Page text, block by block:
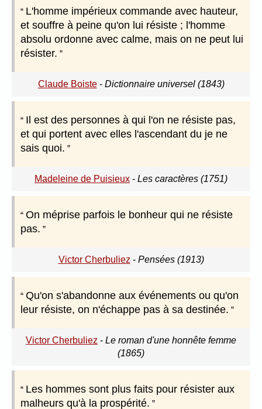
L'homme impérieux commande avec hauteur,
et souffre à peine qu'on lui résiste ; l'homme
absolu ordonne avec calme, mais on ne peut lui
résister.
Claude Boiste- Dictionnaire universel (1843)
Il est des personnes à qui l'on ne résiste pas,
et qui portent avec elles l'ascendant du je ne
sais quoi.
Madeleine de Puisieux - Les caractères (1751)
On méprise parfois le bonheur qui ne résiste
pas.
Victor Cherbuliez - Pensées (1913)
Qu'on s'abandonne aux événements ou qu'on
leur résiste, on n'échappe pas à sa destinée.
Victor Cherbuliez - Le roman d'une honnête femme
(1865)
Les hommes sont plus faits pour résister aux
malheurs qu'à la prospérité.